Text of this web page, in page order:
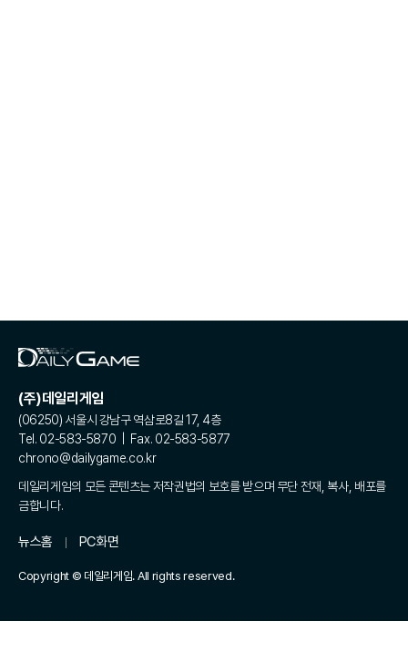
(주)데일리게임
(06250) 서울시 강남구 역삼로8길 17, 4층
Tel. 02-583-5870 | Fax. 02-583-5877
chrono@dailygame.co.kr
데일리게임의 모든 콘텐츠는 저작권법의 보호를 받으며 무단 전재, 복사, 배포를
금합니다.
뉴스홈 PC화면
Copyright © 데일리게임. All rights reserved.